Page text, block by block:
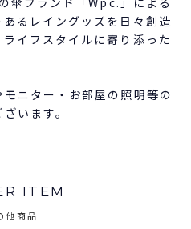
るレイングッズを日々創造
イフスタイルに寄り添った
ニター・お部屋の照明等の
います。
ITEM
他商品